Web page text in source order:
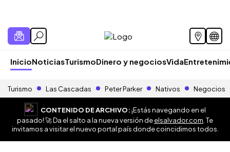
InicioNoticiasTurismoDinero y negociosVida
Turismo Las Cascadas Peter Parker Nativos Negocios
CONTENIDO DE ARCHIVO:¡Estás navegando en el
pasado! 🚀 Da el salto a la nueva versión deelsalvador.com . Te
invitamos a visitar el nuevo portal país donde coincidimos todos.